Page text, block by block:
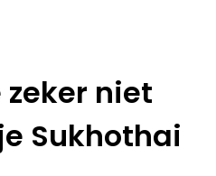
niet
Sukhothai